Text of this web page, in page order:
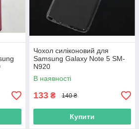
Чохол силіконовий для
Samsung Galaxy Note 5 SM-
N920
В наявності
133 ₴ 140 ₴
Купити